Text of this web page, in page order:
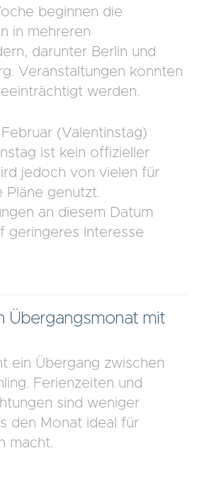
beginnen die
in mehreren
darunter Berlin und
Veranstaltungen könnten
werden.
Februar (Valentinstag)
ist kein offizieller
jedoch von vielen für
Pläne genutzt.
an diesem Datum
geringeres Interesse
Übergangsmonat mit
ein Übergang zwischen
Ferienzeiten und
sind weniger
den Monat ideal für
macht.